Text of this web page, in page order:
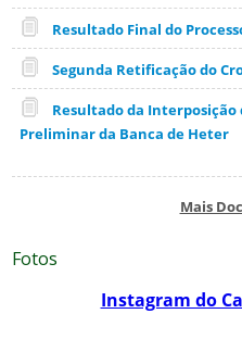
Resultado Final do
Segunda Retificação do
Resultado da Interposição
Preliminar da Banca de Heter
Mais
Fotos
Instagram do